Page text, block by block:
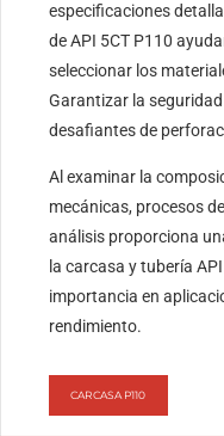
especificaciones
de API 5CT P110
seleccionar los
Garantizar la
desafiantes de
Al examinar la
mecánicas, procesos
análisis proporciona
la carcasa y tubería
importancia en
rendimiento.
CARCASA P110